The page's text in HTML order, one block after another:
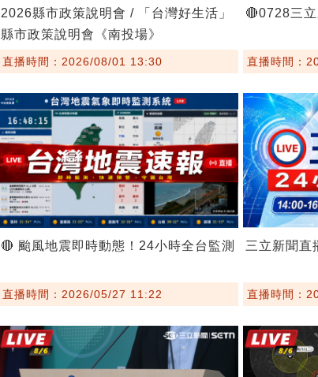
2026縣市政策說明會 / 「台灣好生活」
縣市政策說明會《南投場》
直播時間：2026/08/01 13:30
🔴0728三
直播時間：
🔴 颱風地震即時動態！24小時全台監測
直播時間：2026/05/27 11:22
三立新聞直
直播時間：